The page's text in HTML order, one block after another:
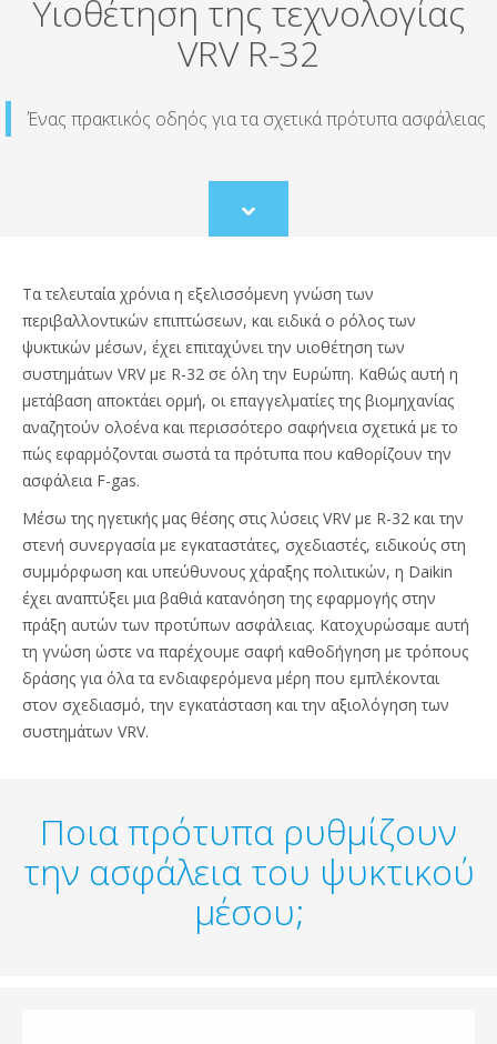
Υιοθέτηση της τεχνολογίας
VRV R-32
Ένας πρακτικός οδηός για τα σχετικά πρότυπα ασφάλειας
Scroll
to
Τα τελευταία χρόνια η εξελισσόμενη γνώση των
περιβαλλοντικών επιπτώσεων, και ειδικά ο ρόλος των
ψυκτικών μέσων, έχει επιταχύνει την υιοθέτηση των
συστημάτων VRV με R-32 σε όλη την Ευρώπη. Καθώς αυτή η
μετάβαση αποκτάει ορμή, οι επαγγελματίες της βιομηχανίας
αναζητούν ολοένα και περισσότερο σαφήνεια σχετικά με το
πώς εφαρμόζονται σωστά τα πρότυπα που καθορίζουν την
ασφάλεια F-gas.
Μέσω της ηγετικής μας θέσης στις λύσεις VRV με R-32 και την
στενή συνεργασία με εγκαταστάτες, σχεδιαστές, ειδικούς στη
συμμόρφωση και υπεύθυνους χάραξης πολιτικών, η Daikin
έχει αναπτύξει μια βαθιά κατανόηση της εφαρμογής στην
πράξη αυτών των προτύπων ασφάλειας. Κατοχυρώσαμε αυτή
τη γνώση ώστε να παρέχουμε σαφή καθοδήγηση με τρόπους
δράσης για όλα τα ενδιαφερόμενα μέρη που εμπλέκονται
στον σχεδιασμό, την εγκατάσταση και την αξιολόγηση των
συστημάτων VRV.
Ποια πρότυπα ρυθμίζουν
την ασφάλεια του ψυκτικού
μέσου;